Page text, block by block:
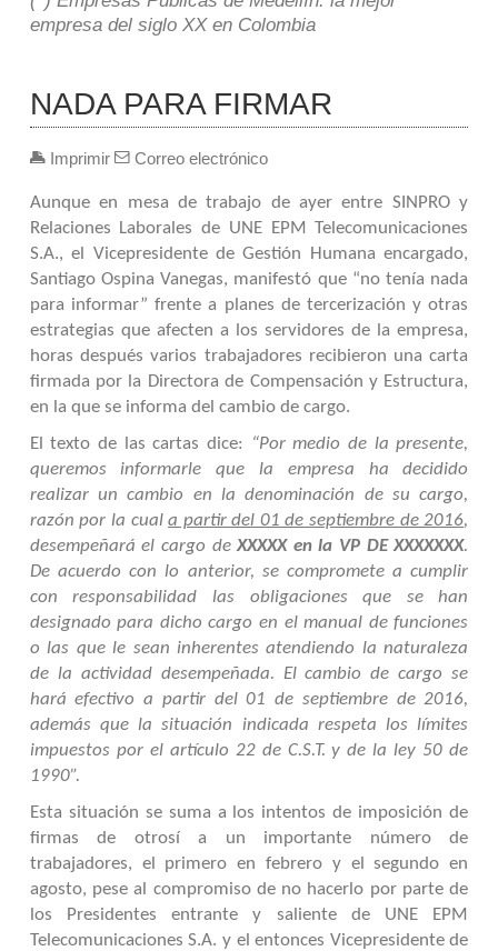
empresa del siglo XX en Colombia
NADA PARA FIRMAR
Imprimir Correo electrónico
Aunque en mesa de trabajo de ayer entre SINPRO y
Relaciones Laborales de UNE EPM Telecomunicaciones
S.A., el Vicepresidente de Gestión Humana encargado,
Santiago Ospina Vanegas, manifestó que “no tenía nada
para informar” frente a planes de tercerización y otras
estrategias que afecten a los servidores de la empresa,
horas después varios trabajadores recibieron una carta
firmada por la Directora de Compensación y Estructura,
en la que se informa del cambio de cargo.
El texto de las cartas dice:
“Por medio de la presente,
queremos informarle que la empresa ha decidido
realizar un cambio en la denominación de su cargo,
razón por la cuala partir del 01 de septiembre de 2016,
desempeñará el cargo deXXXXX en la VP DE XXXXXXX.
De acuerdo con lo anterior, se compromete a cumplir
con responsabilidad las obligaciones que se han
designado para dicho cargo en el manual de funciones
o las que le sean inherentes atendiendo la naturaleza
de la actividad desempeñada. El cambio de cargo se
hará efectivo a partir del 01 de septiembre de 2016,
además que la situación indicada respeta los límites
impuestos por el artículo 22 de C.S.T. y de la ley 50 de
1990”.
Esta situación se suma a los intentos de imposición de
firmas de otrosí a un importante número de
trabajadores, el primero en febrero y el segundo en
agosto, pese al compromiso de no hacerlo por parte de
los Presidentes entrante y saliente de UNE EPM
Telecomunicaciones S.A. y el entonces Vicepresidente de